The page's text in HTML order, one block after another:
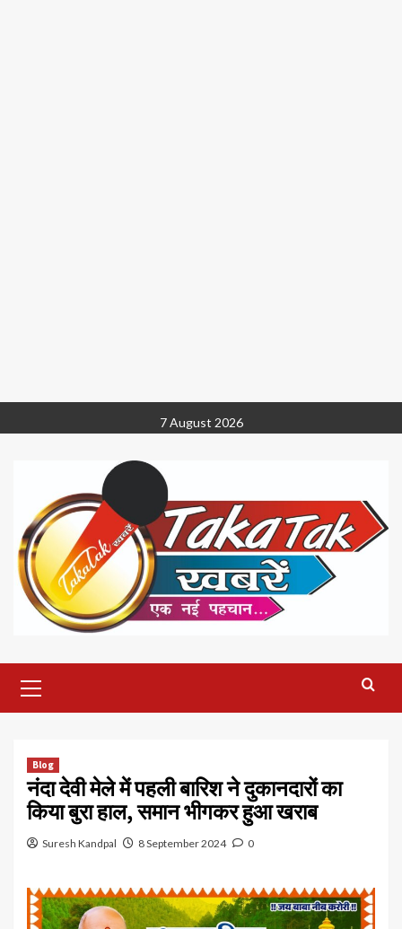
to
7 August 2026
Menu
Blog
नंदा देवी मेले में पहली बारिश ने दुकानदारों का
किया बुरा हाल, समान भीगकर हुआ खराब
Suresh Kandpal 8 September 2024 0